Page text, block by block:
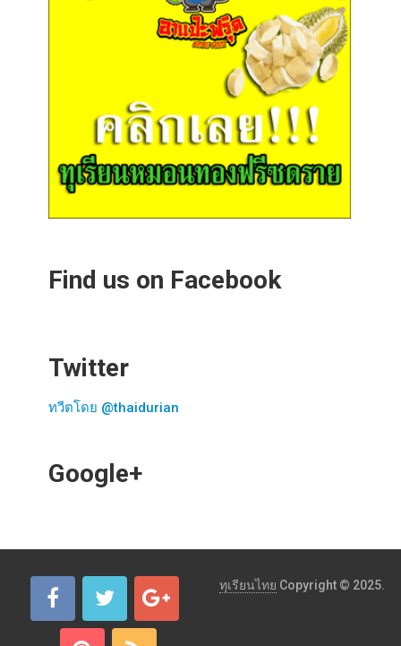
Find us on Facebook
Twitter
ทวีตโดย @thaidurian
Google+
ทุเรียนไทย Copyright © 2025.